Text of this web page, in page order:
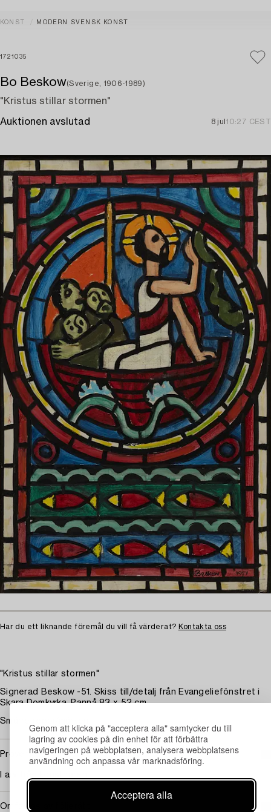
Genom att klicka på "acceptera alla" samtycker du till
lagring av cookies på din enhet för att förbättra
navigeringen på webbplatsen, analysera webbplatsens
användning och anpassa vår marknadsföring.
Acceptera alla
KONST MODERN SVENSK KONST
1721035
Bo Beskow(Sverige, 1906-1989)
"Kristus stillar stormen"
Auktionen avslutad 8 jul 10:27 CEST
Har du ett liknande föremål du vill få värderat? Kontakta oss
"Kristus stillar stormen"
Signerad Beskow -51. Skiss till/detalj från Evangeliefönstret i
Skara Domkyrka. Pannå 83 x 52 cm.
Smärre repor/märken.
Proveniens
I arv från konstnären.
Omfattas av följerätt